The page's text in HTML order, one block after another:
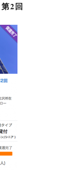
2回